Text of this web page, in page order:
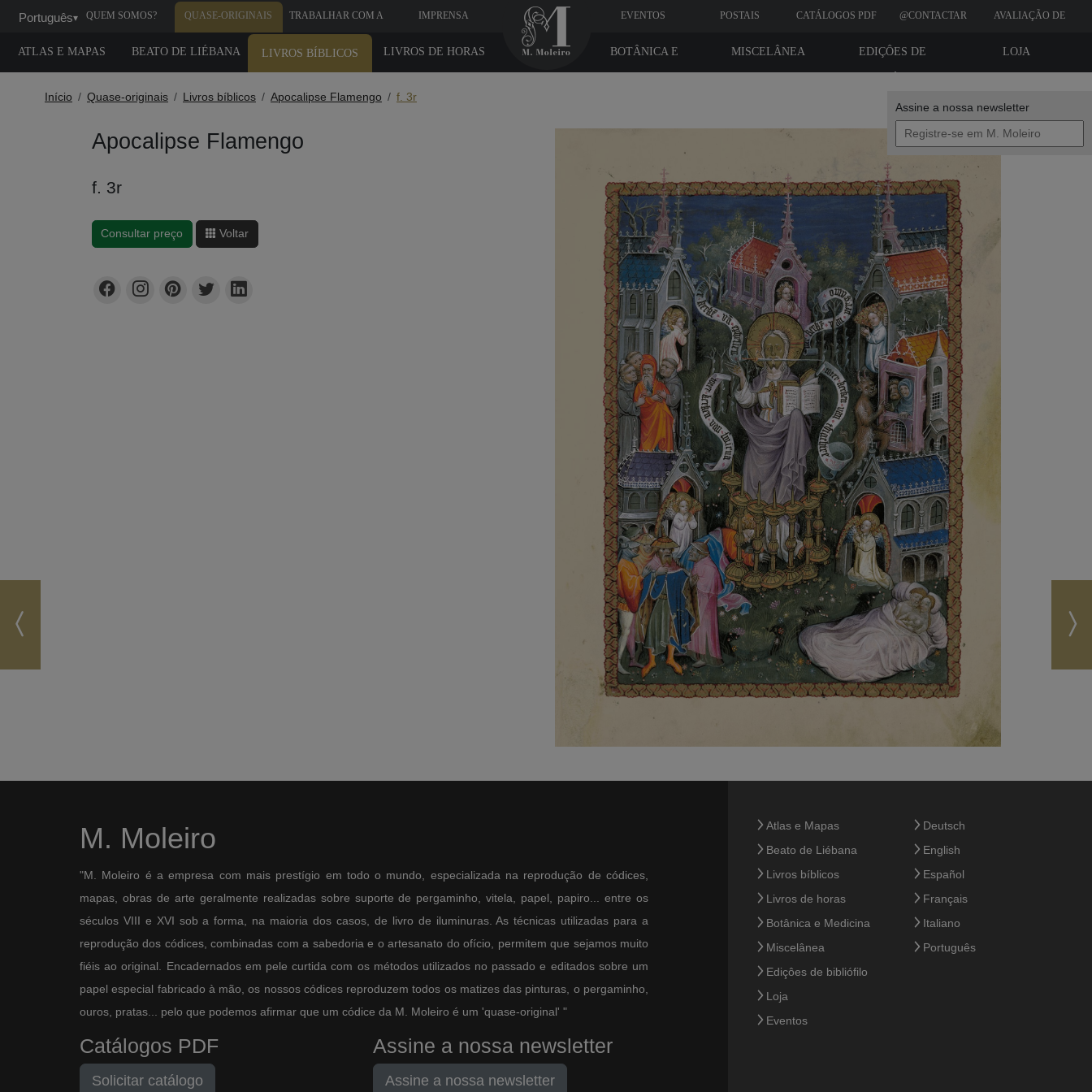
Assine a nossa newsletter
Português▾ QUEM SOMOS? QUASE-ORIGINAIS TRABALHAR COM A IMPRENSA EVENTOS POSTAIS CATÁLOGOS PDF @CONTACTAR AVALIAÇÃO DE
ATLAS E MAPAS BEATO DE LIÉBANA LIVROS BÍBLICOS LIVROS DE HORAS LOJA
EDIÇÔES DE
MISCELÂNEA
BOTÂNICA E
Início Quase-originais Livros bíblicos Apocalipse Flamengo f. 3r
Apocalipse Flamengo
f. 3r
Consultar preço Voltar
M. Moleiro
"M. Moleiro é a empresa com mais prestígio em todo o mundo, especializada na reprodução de códices,
mapas, obras de arte geralmente realizadas sobre suporte de pergaminho, vitela, papel, papiro... entre os
séculos VIII e XVI sob a forma, na maioria dos casos, de livro de iluminuras. As técnicas utilizadas para a
reprodução dos códices, combinadas com a sabedoria e o artesanato do ofício, permitem que sejamos muito
fiéis ao original. Encadernados em pele curtida com os métodos utilizados no passado e editados sobre um
papel especial fabricado à mão, os nossos códices reproduzem todos os matizes das pinturas, o pergaminho,
ouros, pratas... pelo que podemos afirmar que um códice da M. Moleiro é um 'quase-original' "
Catálogos PDF
Solicitar catálogo
Assine a nossa newsletter
Assine a nossa newsletter
Atlas e Mapas
Beato de Liébana
Livros bíblicos
Livros de horas
Botânica e Medicina
Miscelânea
Ediçôes de bibliófilo
Loja
Eventos
Deutsch
English
Español
Français
Italiano
Português